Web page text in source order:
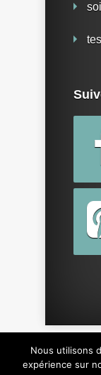
Nous utilisons
expérience sur